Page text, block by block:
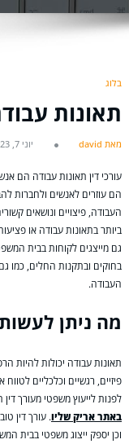
בלוג
תאונות
מאת david יוני 7, 2023
עורכי דין תאונות עבודה הם
הם עוזרים לאנשים ולחברות
העבודה, פיצויים ונושאים
ביותר בתאונות עבודה או
גם מייצגים לקוחות בבית
בחוקים ובתקנות החלים, כמו
העבודה.
מה ניתן
תאונות עבודה יכולות להיות
פיזיים, רגשיים וכלכליים
לפנות לייעוץ משפטי מעורך
באתר אריק שליו. עורך דין
וכן יספק ייצוג משפטי בבית